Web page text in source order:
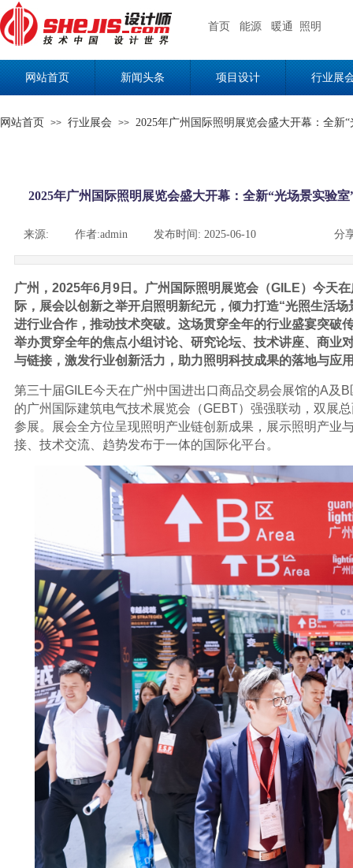
首页 能源 暖通 照明
网站首页 新闻头条 项目设计 行业展
网站首页 >> 行业展会 >> 2025年广州国际照明展览会盛大开幕：全新
2025年广州国际照明展览会盛大开幕：全新“光场景实验
来源: 作者:admin 发布时间: 2025-06-10 分
广州，2025年6月 9 日。 广州国际照明展览会（GILE） 今天
际 ，展会以创新之举开启照明新纪元，倾力打造“光照生活场
进行业合作，推动技术突破。 这场贯穿全年的行业盛宴突破
举办贯穿全年的焦点小组讨论、 研究论坛、 技术讲座、商业
与链接 ，激发行业创新活力，助力照明科技成果的落地与应
第三十届GILE今天在广州中国进出口商品交易会展馆的A及
的广州国际建筑电气技术展览会（GEBT）强强联动，双展
参展。展会全方位呈现照明产业链创新成果，展示照明产业
接、技术交流、趋势发布于一体的国际化平台。